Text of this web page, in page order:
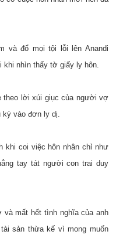
và đổ mọi tội lỗi lên Anandi
khi nhìn thấy tờ giấy ly hôn.
theo lời xúi giục của người vợ
ký vào đơn ly dị.
khi coi việc hôn nhân chỉ như
tay tát người con trai duy
mất hết tình nghĩa của anh
sản thừa kế vì mong muốn